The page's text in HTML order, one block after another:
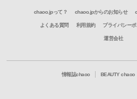
chaoo.jpって？ chaoo.jpからのお知らせ
よくある質問 利用規約 プライバシー
運営会社
情報誌chaoo BEAUTY chaoo